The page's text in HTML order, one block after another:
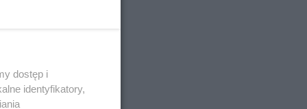
dostęp i
identyfikatory,